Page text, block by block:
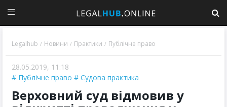
Legalhub / Новини / Практики / Публічне право
28.05.2019, 11:18
Публічне право
Судова практика
Верховний суд відмовив у